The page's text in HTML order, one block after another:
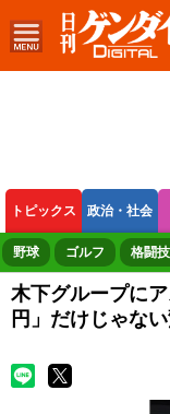
トピックス 政治・社会
ボートレース 競輪
野球 ゴルフ 格闘技
木下グループに
円」だけじゃな